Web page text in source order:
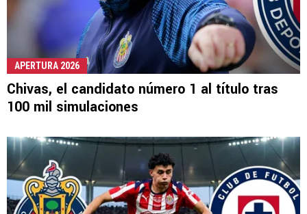
APERTURA 2026
Chivas, el candidato número 1 al título tras
100 mil simulaciones